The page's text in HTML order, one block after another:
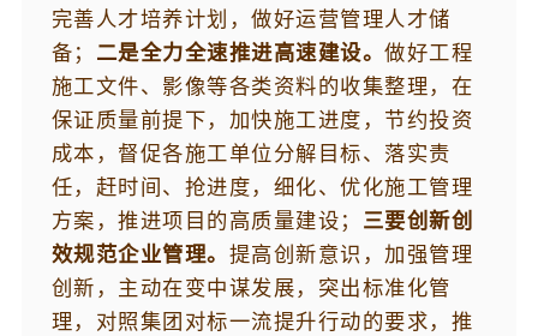
完善人才培养计划，做好运营管理人才储
备； 二是全力全速推进高速建设。做好工程
施工文件、影像等各类资料的收集整理，在
保证质量前提下，加快施工进度，节约投资
成本，督促各施工单位分解目标、落实责
任，赶时间、抢进度，细化、优化施工管理
方案，推进项目的高质量建设； 三要创新创
效规范企业管理。 提高创新意识，加强管理
创新，主动在变中谋发展，突出标准化管
理，对照集团对标一流提升行动的要求，推